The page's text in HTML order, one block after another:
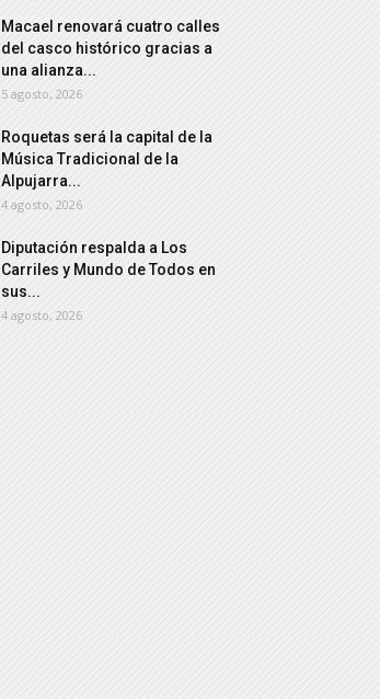
Macael renovará cuatro calles
del casco histórico gracias a
una alianza...
5 agosto, 2026
Roquetas será la capital de la
Música Tradicional de la
Alpujarra...
4 agosto, 2026
Diputación respalda a Los
Carriles y Mundo de Todos en
sus...
4 agosto, 2026